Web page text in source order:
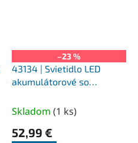
–23 %
43134 | Svietidlo LED
akumulátorové so
3,7V/6,6Ah Li-ion, 0,82 kg
Skladom (1 ks)
52,99 €